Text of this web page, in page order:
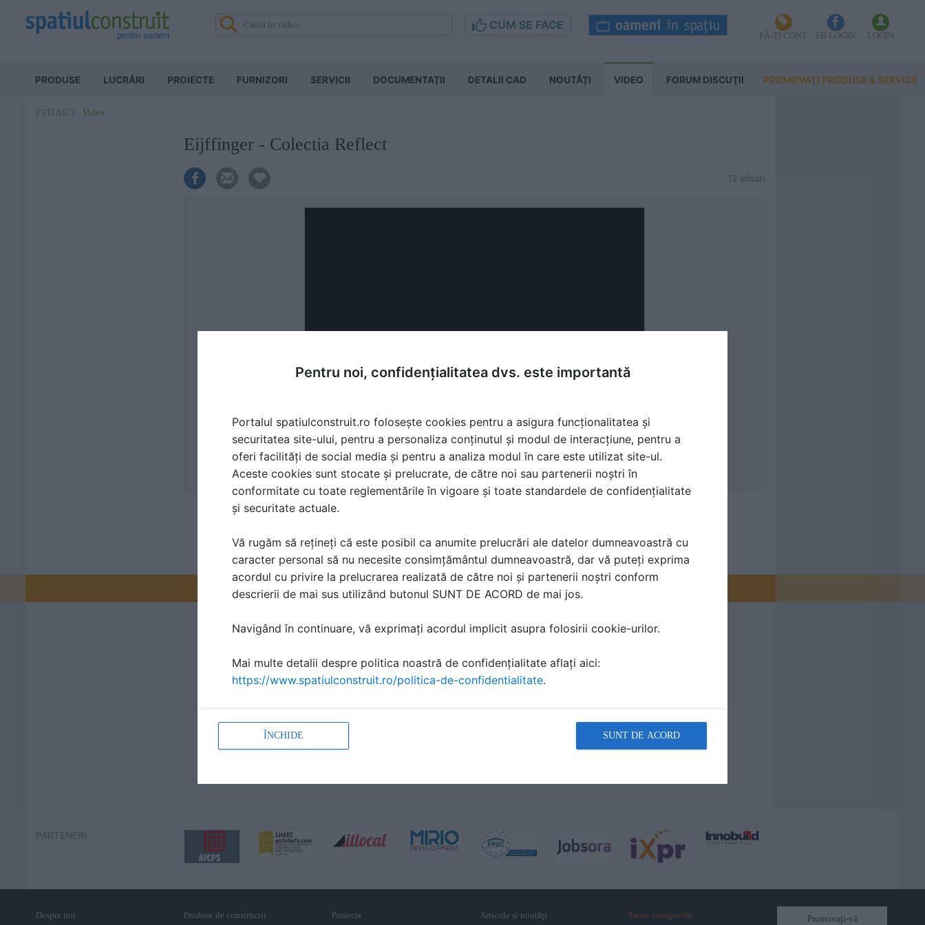
CUM SE FACE
FĂ-ȚI CONT FB LOGIN LOGIN
PRODUSE LUCRĂRI PROIECTE FURNIZORI SERVICII DOCUMENTAŢII DETALII CAD NOUTĂȚI VIDEO FORUM DISCUŢII PROMOVAȚI PRODUSE & SERVICII
EȘTI AICI: Video
Eijffinger - Colectia Reflect
13 afisari
Promovați-vă produsele și serviciile pe SpatiulConstruit.ro!
PARTENERI
Despre noi Produse de constructii Proiecte Articole și noutăţi Toate categoriile
Promovați-vă
Pentru noi, confidențialitatea dvs. este importantă
Portalul spatiulconstruit.ro folosește cookies pentru a asigura funcționalitatea și
securitatea site-ului, pentru a personaliza conținutul și modul de interacțiune, pentru a
oferi facilități de social media și pentru a analiza modul în care este utilizat site-ul.
Aceste cookies sunt stocate și prelucrate, de către noi sau partenerii noștri în
conformitate cu toate reglementările în vigoare și toate standardele de confidențialitate
și securitate actuale.
Vă rugăm să rețineți că este posibil ca anumite prelucrări ale datelor dumneavoastră cu
caracter personal să nu necesite consimțământul dumneavoastră, dar vă puteți exprima
acordul cu privire la prelucrarea realizată de către noi și partenerii noștri conform
descrierii de mai sus utilizând butonul SUNT DE ACORD de mai jos.
Navigând în continuare, vă exprimați acordul implicit asupra folosirii cookie-urilor.
Mai multe detalii despre politica noastră de confidențialitate aflați aici:
https://www.spatiulconstruit.ro/politica-de-confidentialitate.
ÎNCHIDE SUNT DE ACORD